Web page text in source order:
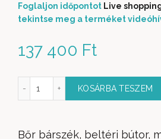
137 400 Ft
Foglaljon időpontot Live
tekintse meg a terméket
fém lábakkal mennyiség
KOSÁRBA TESZEM
Bőr bárszék, beltéri bútor,